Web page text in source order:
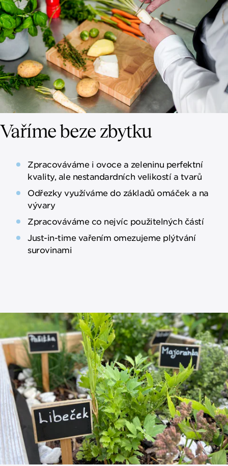
Vaříme beze zbytku
Zpracováváme i ovoce a zeleninu perfektní
kvality, ale nestandardních velikostí a tvarů
Odřezky využíváme do základů omáček a na
vývary
Zpracováváme co nejvíc použitelných částí
Just-in-time vařením omezujeme plýtvání
surovinami